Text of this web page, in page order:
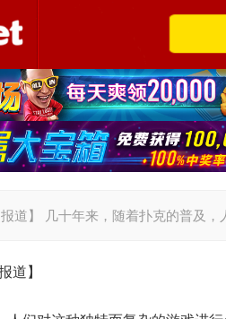
报道】 几十年来，随着扑克的普及
道】